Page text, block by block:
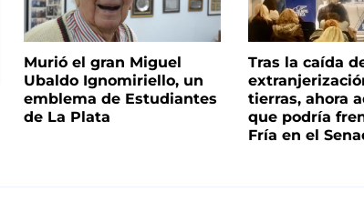
Murió el gran Miguel
Ubaldo Ignomiriello, un
emblema de Estudiantes
de La Plata
Tras la caída
tierras, ahora
que podría
Fría en el